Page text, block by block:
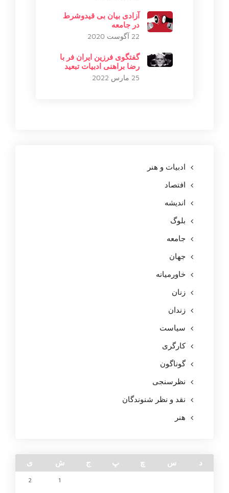
آزادی بیان بی قیدوشرط
در جامعه
22 آگوست 2020
گفتگوی فرزين ايران فر با
رضا براهنی ادبيات تبعيد
25 مارس 2022
ادبیات و هنر
افتصاد
اندیشه
بلوگ
جامعه
جهان
خاورمیانه
زنان
زندان
سیاست
کارگری
گوناگون
نظرسنجی
نقد و نظر شنوندگان
هنر
د س چ پ ج ش ی
1
2